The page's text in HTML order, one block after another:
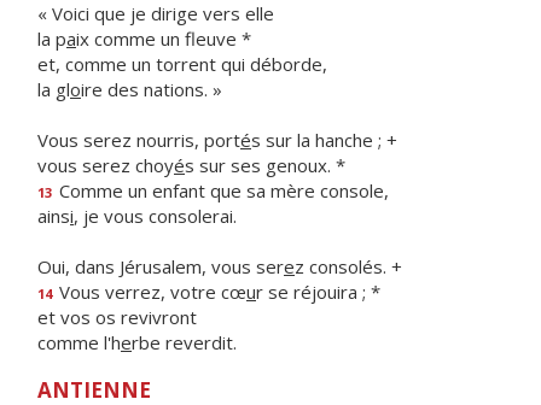
« Voici que je dirige vers elle
la paix comme un fleuve *
et, comme un torrent qui déborde,
la gloire des nations. »
Vous serez nourris, portés sur la hanche ; +
vous serez choyés sur ses genoux. *
13 Comme un enfant que sa mère console,
ainsi, je vous consolerai.
Oui, dans Jérusalem, vous serez consolés. +
14 Vous verrez, votre cœur se réjouira ; *
et vos os revivront
comme l'herbe reverdit.
ANTIENNE